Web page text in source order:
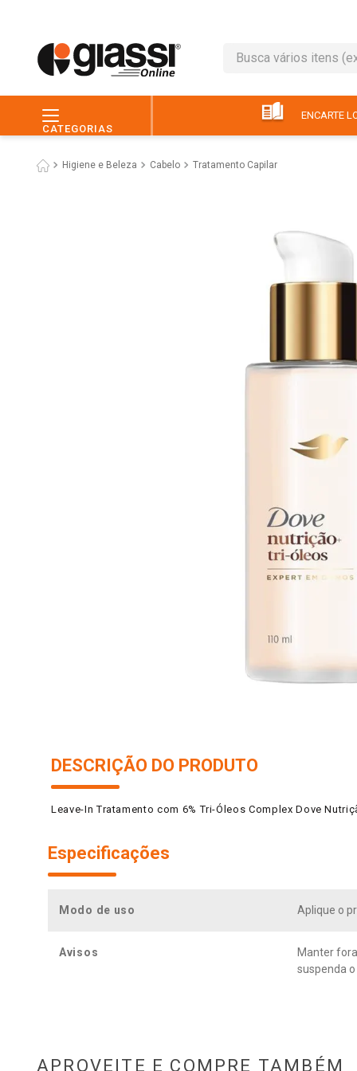
Busca vários itens (ex.:
CATEGORIAS
ENCARTE
Higiene e Beleza Cabelo Tratamento Capilar
DESCRIÇÃO DO PRODUTO
Leave-In Tratamento com 6% Tri-Óleos Complex Dove
Especificações
Modo de uso Aplique o
Avisos
Manter
suspenda
APROVEITE E COMPRE TAMBÉM
café
3 º queijo
macarrão
arroz
10º iogurte